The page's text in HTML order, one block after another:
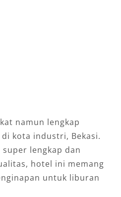
namun lengkap
kota industri, Bekasi.
lengkap dan
hotel ini memang
untuk liburan